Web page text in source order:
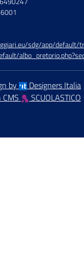
sdg/app/default/
by
Designers Italia
SCUOLASTICO